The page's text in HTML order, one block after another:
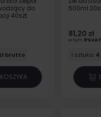
do
40szt
brutto
500ml
81,20 zł
w tym 8%VAT
1 sztuka: